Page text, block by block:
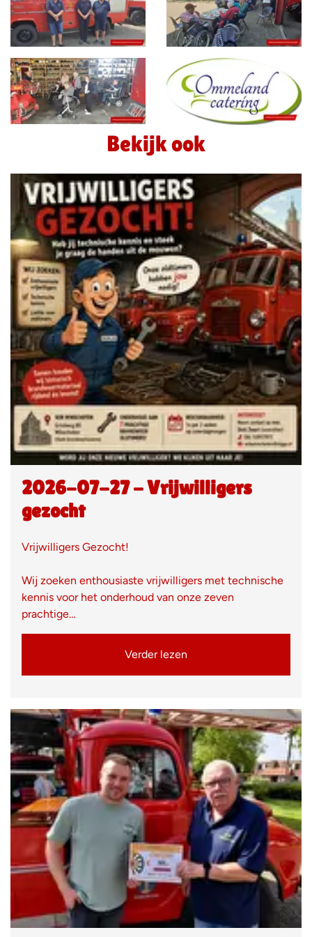
Bekijk ook
2026-07-27 - Vrijwilligers
gezocht
Vrijwilligers Gezocht!
Wij zoeken enthousiaste vrijwilligers met technische
kennis voor het onderhoud van onze zeven
prachtige…
Verder lezen